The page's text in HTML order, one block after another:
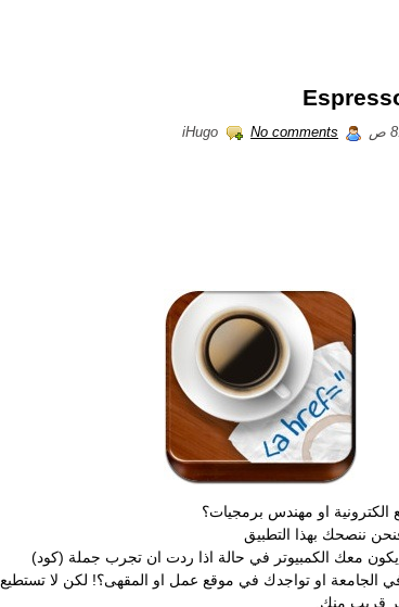
No comments
او مهندس برمجيات؟
ننصحك بهذا التطبيق
يكون معك الكمبيوتر في حالة اذا ردت ان تجرب جملة (كود)
الجامعة او تواجدك في موقع عمل او المقهى؟! لكن لا تستطيع
قريب منك.